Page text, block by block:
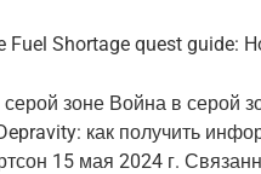
зоне Война в серой
как получить
15 мая 2024 г.